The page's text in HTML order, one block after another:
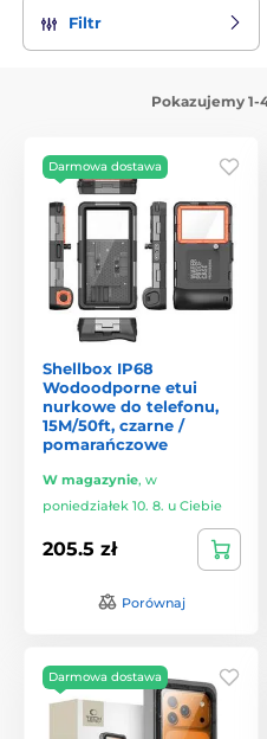
Filtr
Pokazujemy 1-
Darmowa dostawa
Shellbox IP68
Wodoodporne etui
nurkowe do telefonu,
15M/50ft, czarne /
pomarańczowe
W magazynie, w
poniedziałek 10. 8. u Ciebie
205.5 zł
Porównaj
Darmowa dostawa